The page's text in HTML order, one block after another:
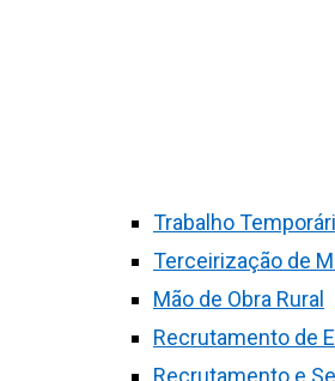
Trabalho
Terceirização de
Mão de Obra Rural
Recrutamento de
Recrutamento e